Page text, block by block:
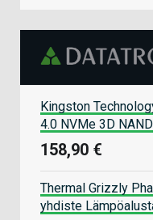
Kingston
4.0 NVMe 3D NAND
158,90 €
Thermal Grizzly
yhdiste